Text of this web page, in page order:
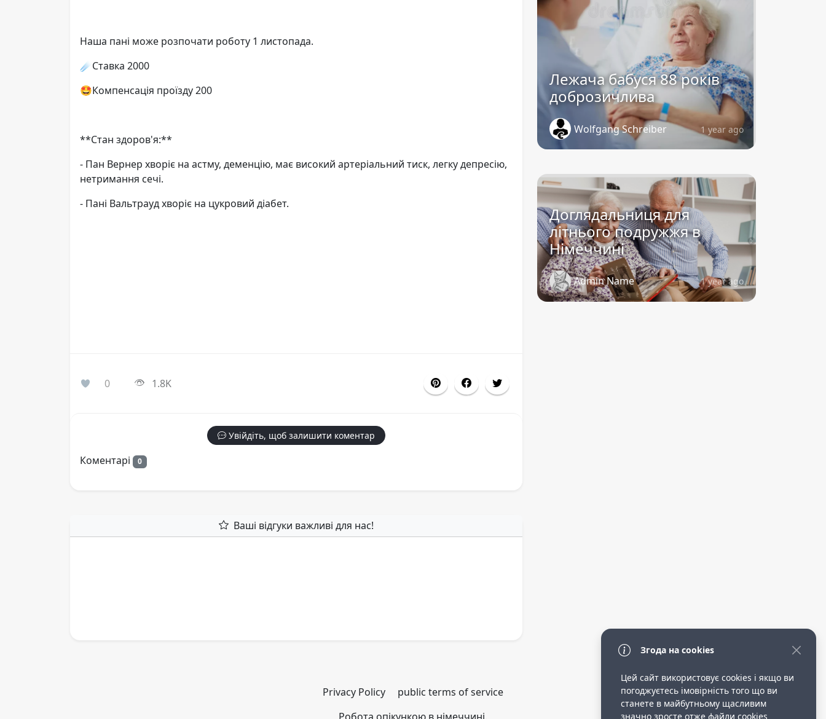
Наша пані може розпочати роботу 1 листопада.
☄️Ставка 2000
🤩Компенсація проїзду 200
**Стан здоров'я:**
- Пан Вернер хворіє на астму, деменцію, має високий артеріальний тиск, легку депресію,
нетримання сечі.
- Пані Вальтрауд хворіє на цукровий діабет.
0 1.8K
Увійдіть, щоб залишити коментар
Коментарі 0
Ваші відгуки важливі для нас!
Лежача бабуся 88 років
доброзичлива
Wolfgang Schreiber 1 year ago
Доглядальниця для
літнього подружжя в
Німеччині
Admin Name 1 year ago
Privacy Policy
public terms of service
Робота опікункою в німеччині.
Згода на cookies
Цей сайт використовує cookies і якщо ви
погоджуєтесь імовірність того що ви
станете в майбутньому щасливим
значно зросте отже файли cookies